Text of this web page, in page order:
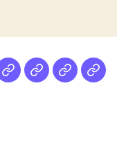
NetzMedien